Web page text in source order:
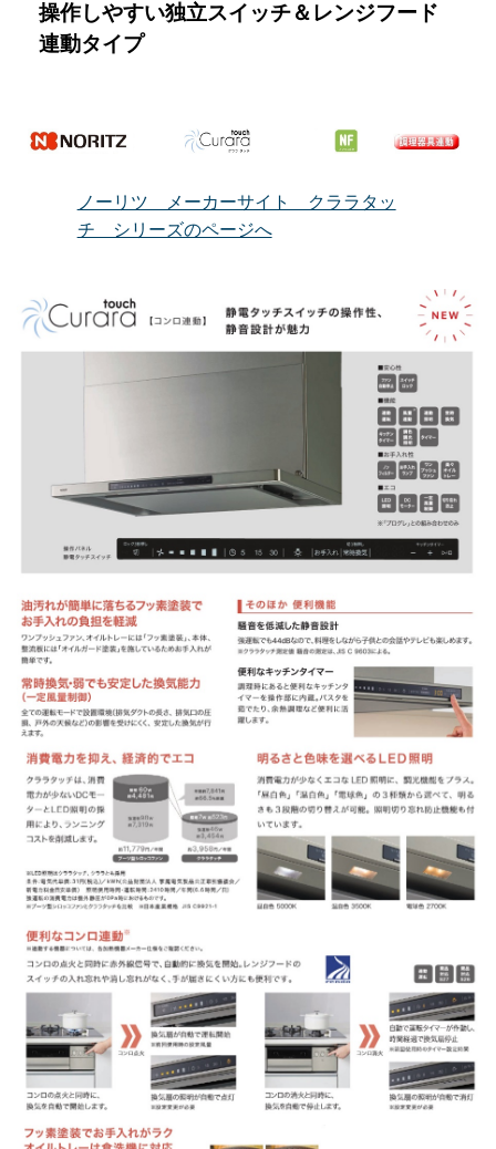
操作しやすい独立スイッチ＆レンジフード
連動タイプ
ノーリツ メーカーサイト クララタッ
チ シリーズのページへ